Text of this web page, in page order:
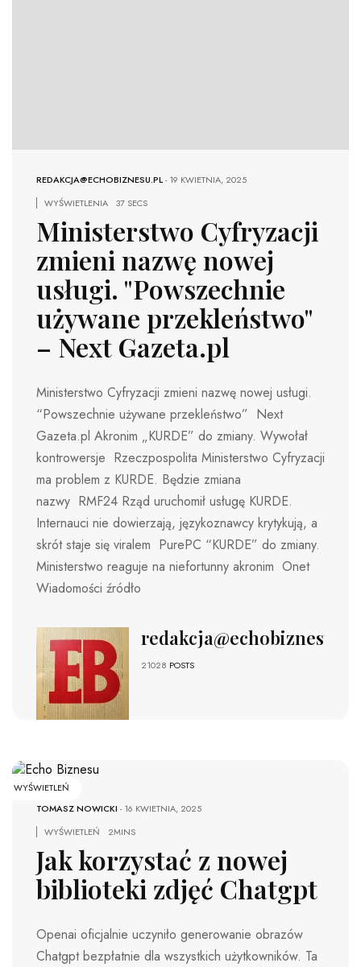
REDAKCJA@ECHOBIZNESU.PL-19 KWIETNIA, 2025
WYŚWIETLENIA
37 SECS
Ministerstwo Cyfryzacji
zmieni nazwę nowej
usługi. "Powszechnie
używane przekleństwo"
– Next Gazeta.pl
Ministerstwo Cyfryzacji zmieni nazwę nowej usługi.
“Powszechnie używane przekleństwo” Next
Gazeta.pl Akronim „KURDE” do zmiany. Wywołał
kontrowersje Rzeczpospolita Ministerstwo Cyfryzacji
ma problem z KURDE. Będzie zmiana
nazwy RMF24 Rząd uruchomił usługę KURDE.
Internauci nie dowierzają, językoznawcy krytykują, a
skrót staje się viralem PurePC “KURDE” do zmiany.
Ministerstwo reaguje na niefortunny akronim Onet
Wiadomości źródło
redakcja@echobiznesu.pl
21028 POSTS
WYŚWIETLEŃ
TOMASZ NOWICKI -16 KWIETNIA, 2025
WYŚWIETLEŃ
2MINS
Jak korzystać z nowej
biblioteki zdjęć Chatgpt
Openai oficjalnie uczyniło generowanie obrazów
Chatgpt bezpłatnie dla wszystkich użytkowników. Ta